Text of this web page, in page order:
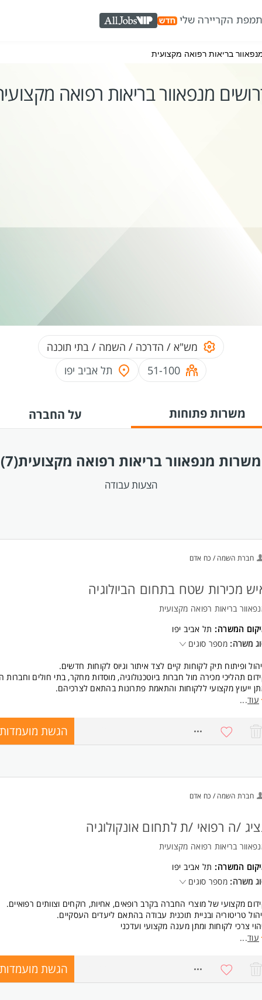
מפת הקריירה שלי AllJobs VIP
בריאות רפואה מקצועית
מנפאוור בריאות רפואה
מש"א / הדרכה / השמה / בתי תוכנה
51-100
תל אביב יפו
משרות פתוחות על החברה
משרות מנפאוור בריאות רפואה מקצועית(7)
הצעות עבודה
חברת השמה / כח אדם
/ה רפואי /ת לתחום אונקולוגיה
בריאות רפואה מקצועית
המשרה: תל אביב יפו
משרה: מספר סוגים
מקצועי של מוצרי החברה בקרב רופאים, אחיות, רוקחים וצוותים רפואיים.
טריטוריה ובניית תוכנית עבודה בהתאם ליעדים העסקיים.
צרכי לקוחות ומתן מענה מקצועי ועדכני
פגישות פרונטליות ודיגיטליות עם אנשי מקצוע בתחום הבריאות.
פיתוח קשרים מקצועיים ארוכי טווח עם מובילי דעה ולקוחות.
ייזום והובלת פעילויות לקידום המוצרים והרחבת הפעילות באזור.
בכנסים מקצועיים בארץ ובחו"ל.
עוד...
הגשת מועמדות
חברת השמה / כח אדם
מכירות שטח בתחום הביולוגיה
בריאות רפואה מקצועית
המשרה: תל אביב יפו
משרה: מספר סוגים
ופיתוח תיק לקוחות קיים לצד איתור וגיוס לקוחות חדשים.
תהליכי מכירה מול חברות ביוטכנולוגיה, מוסדות מחקר, בתי חולים וחברות
ייעוץ מקצועי ללקוחות והתאמת פתרונות בהתאם לצרכיהם.
תהליכי מכירה מקצה לקצה, משלב יצירת הקשר ועד סגירת העסקה.
עבודה מול ממשקים פנימיים וחיצוניים בסביבה מדעית וטכנולוגית מתקדמת.
דרישות:
מעמיקה עם שיטות ביולוגיות - חובה
עוד...
הגשת מועמדות